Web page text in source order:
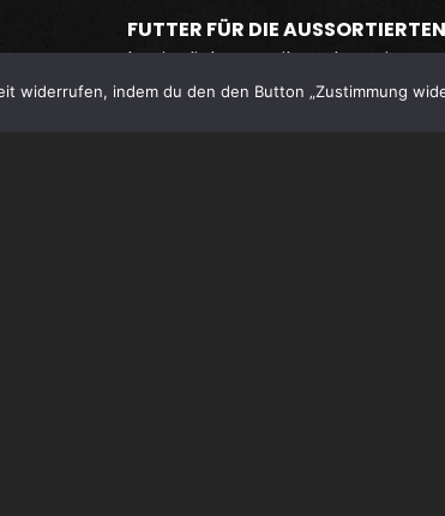
FUTTER FÜR DIE
besinnlichen Weihnachtszeit
Ankündung eines neuenGK-
das wird schwierig. So lasset
widerrufen, indem du den den Button „Zustimmung